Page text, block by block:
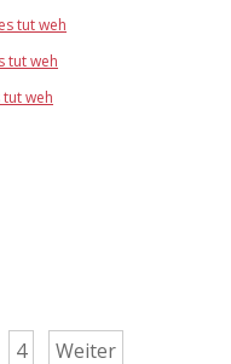
tut weh
tut weh
tut weh
4 Weiter